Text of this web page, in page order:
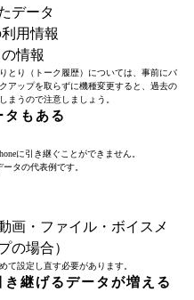
データ
用情報
情報
とり（トーク履歴）については、事前にバ
アップを取らずに機種変更すると、過去の
まうので注意しましょう。
もある
に引き継ぐことができません。
タの代表例です。
画・ファイル・ボイスメ
の場合）
て設定し直す必要があります。
継げるデータが増える